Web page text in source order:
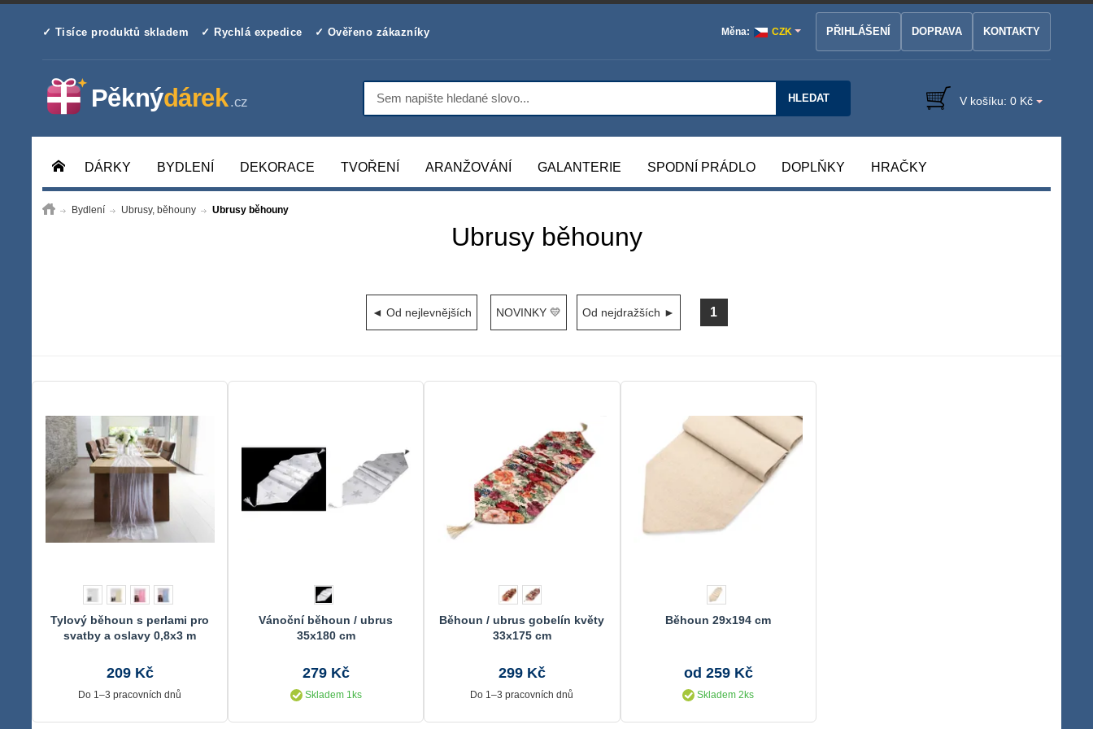
✓ Tisíce produktů skladem ✓ Rychlá expedice ✓ Ověřeno zákazníky Měna: CZK PŘIHLÁŠENÍ DOPRAVA KONTAKTY
HLEDAT V košíku: 0 Kč
DÁRKY BYDLENÍ DEKORACE TVOŘENÍ ARANŽOVÁNÍ GALANTERIE SPODNÍ PRÁDLO DOPLŇKY HRAČKY
Bydlení Ubrusy, běhouny Ubrusy běhouny
Ubrusy běhouny
◄ Od nejlevnějších NOVINKY 💛 Od nejdražších ► 1
Tylový běhoun s perlami pro
svatby a oslavy 0,8x3 m
209 Kč
Do 1–3 pracovních dnů
Vánoční běhoun / ubrus
35x180 cm
279 Kč
Skladem 1ks
Běhoun / ubrus gobelín květy
33x175 cm
299 Kč
Do 1–3 pracovních dnů
Běhoun 29x194 cm
od 259 Kč
Skladem 2ks